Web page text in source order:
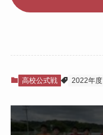
高校公式戦 2022年度